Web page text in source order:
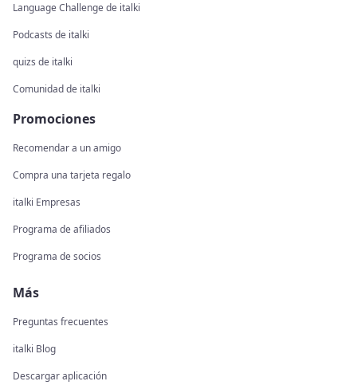
Language Challenge de italki
Podcasts de italki
quizs de italki
Comunidad de italki
Promociones
Recomendar a un amigo
Compra una tarjeta regalo
italki Empresas
Programa de afiliados
Programa de socios
Más
Preguntas frecuentes
italki Blog
Descargar aplicación